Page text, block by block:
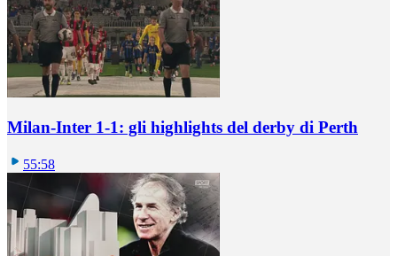
Milan-Inter 1-1: gli highlights del derby di Perth
55:58